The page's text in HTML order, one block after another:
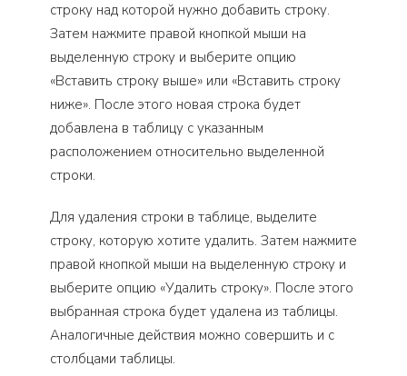
строку над которой нужно добавить строку.
Затем нажмите правой кнопкой мыши на
выделенную строку и выберите опцию
«Вставить строку выше» или «Вставить строку
ниже». После этого новая строка будет
добавлена в таблицу с указанным
расположением относительно выделенной
строки.
Для удаления строки в таблице, выделите
строку, которую хотите удалить. Затем нажмите
правой кнопкой мыши на выделенную строку и
выберите опцию «Удалить строку». После этого
выбранная строка будет удалена из таблицы.
Аналогичные действия можно совершить и с
столбцами таблицы.